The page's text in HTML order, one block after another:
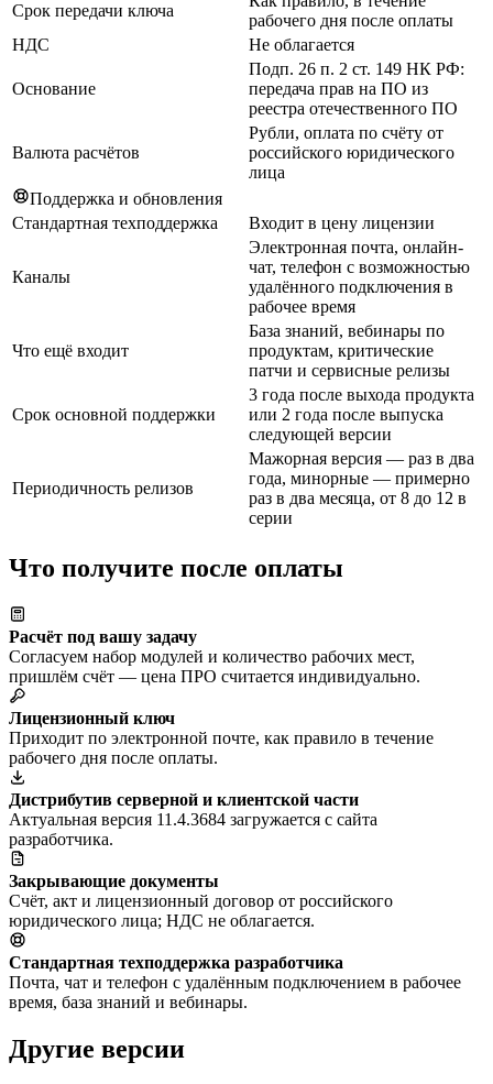
Срок передачи ключа
рабочего дня после оплаты
НДС
Не облагается
Основание
Подп. 26 п. 2 ст. 149 НК РФ:
передача прав на ПО из
реестра отечественного ПО
Валюта расчётов
Рубли, оплата по счёту от
российского юридического
лица
Поддержка и обновления
Стандартная техподдержка
Входит в цену лицензии
Каналы
Электронная почта, онлайн-
чат, телефон с возможностью
удалённого подключения в
рабочее время
Что ещё входит
База знаний, вебинары по
продуктам, критические
патчи и сервисные релизы
Срок основной поддержки
3 года после выхода продукта
или 2 года после выпуска
следующей версии
Периодичность релизов
Мажорная версия — раз в два
года, минорные — примерно
раз в два месяца, от 8 до 12 в
серии
Что получите после оплаты
Расчёт под вашу задачу
Согласуем набор модулей и количество рабочих мест,
пришлём счёт — цена ПРО считается индивидуально.
Лицензионный ключ
Приходит по электронной почте, как правило в течение
рабочего дня после оплаты.
Дистрибутив серверной и клиентской части
Актуальная версия 11.4.3684 загружается с сайта
разработчика.
Закрывающие документы
Счёт, акт и лицензионный договор от российского
юридического лица; НДС не облагается.
Стандартная техподдержка разработчика
Почта, чат и телефон с удалённым подключением в рабочее
время, база знаний и вебинары.
Другие версии